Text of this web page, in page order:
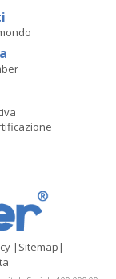
| Sitemap|